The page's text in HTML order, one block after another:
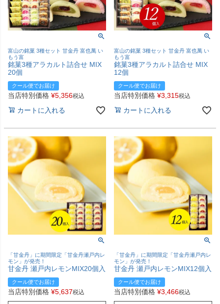
富山の銘菓 3種セット 甘金丹 富也萬 い
もう富
銘菓3種アラカルト詰合せ MIX
20個
クール便でお届け
当店特別価格 ¥5,356税込
カートに入れる
富山の銘菓 3種セット 甘金丹 富也萬 い
もう富
銘菓3種アラカルト詰合せ MIX
12個
クール便でお届け
当店特別価格 ¥3,315税込
カートに入れる
「甘金丹」に期間限定「甘金丹瀬戸内レ
モン」が発売！
甘金丹 瀬戸内レモンMIX20個入
クール便でお届け
当店特別価格 ¥5,637税込
「甘金丹」に期間限定「甘金丹瀬戸内レ
モン」が発売！
甘金丹 瀬戸内レモンMIX12個入
クール便でお届け
当店特別価格 ¥3,466税込